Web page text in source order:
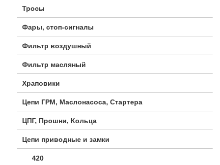
Тросы
Фары, стоп-сигналы
Фильтр воздушный
Фильтр масляный
Храповики
Цепи ГРМ, Маслонасоса, Стартера
ЦПГ, Прошни, Кольца
Цепи приводные и замки
420